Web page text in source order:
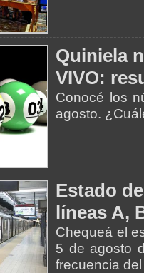
Quiniela
VIVO:
Conocé los
agosto.
Estado
líneas A,
Chequeá el
5 de agosto
frecuencia